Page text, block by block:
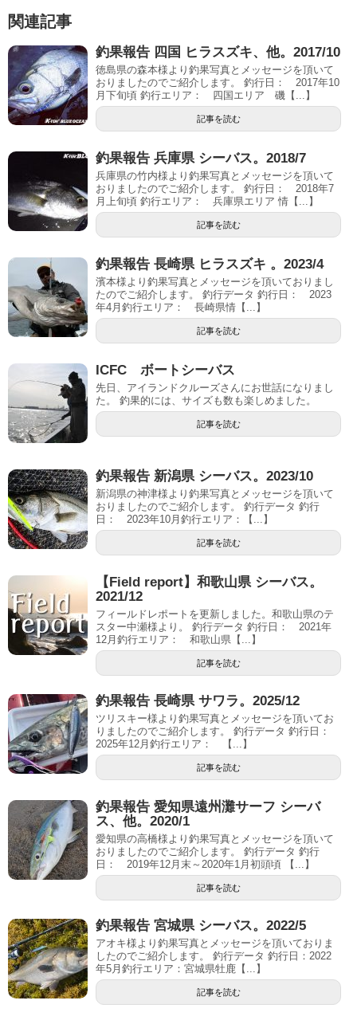
関連記事
釣果報告 四国 ヒラスズキ、他。2017/10
徳島県の森本様より釣果写真とメッセージを頂いて
おりましたのでご紹介します。 釣行日： 2017年10
月下旬頃 釣行エリア： 四国エリア 磯【...】
記事を読む
釣果報告 兵庫県 シーバス。2018/7
兵庫県の竹内様より釣果写真とメッセージを頂いて
おりましたのでご紹介します。 釣行日： 2018年7
月上旬頃 釣行エリア： 兵庫県エリア 情【...】
記事を読む
釣果報告 長崎県 ヒラスズキ 。2023/4
濱本様より釣果写真とメッセージを頂いておりまし
たのでご紹介します。 釣行データ 釣行日： 2023
年4月釣行エリア： 長崎県情【...】
記事を読む
ICFC ボートシーバス
先日、アイランドクルーズさんにお世話になりまし
た。 釣果的には、サイズも数も楽しめました。
記事を読む
釣果報告 新潟県 シーバス。2023/10
新潟県の神津様より釣果写真とメッセージを頂いて
おりましたのでご紹介します。 釣行データ 釣行
日： 2023年10月釣行エリア：【...】
記事を読む
【Field report】和歌山県 シーバス。
2021/12
フィールドレポートを更新しました。和歌山県のテ
スター中瀬様より。 釣行データ 釣行日： 2021年
12月釣行エリア： 和歌山県【...】
記事を読む
釣果報告 長崎県 サワラ。2025/12
ツリスキー様より釣果写真とメッセージを頂いてお
りましたのでご紹介します。 釣行データ 釣行日：
2025年12月釣行エリア： 【...】
記事を読む
釣果報告 愛知県遠州灘サーフ シーバ
ス、他。2020/1
愛知県の高橋様より釣果写真とメッセージを頂いて
おりましたのでご紹介します。 釣行データ 釣行
日： 2019年12月末～2020年1月初頭頃 【...】
記事を読む
釣果報告 宮城県 シーバス。2022/5
アオキ様より釣果写真とメッセージを頂いておりま
したのでご紹介します。 釣行データ 釣行日：2022
年5月釣行エリア：宮城県牡鹿【...】
記事を読む